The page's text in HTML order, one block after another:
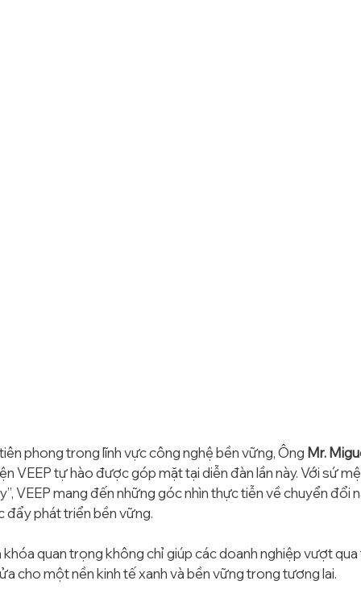
phong trong lĩnh vực công nghệ bền vững, Ông Mr.
VEEP tự hào được góp mặt tại diễn đàn lần này. Với sứ
VEEP mang đến những góc nhìn thực tiễn về chuyển đổi
đẩy phát triển bền vững.
khóa quan trọng không chỉ giúp các doanh nghiệp vượt
cho một nền kinh tế xanh và bền vững trong tương lai.